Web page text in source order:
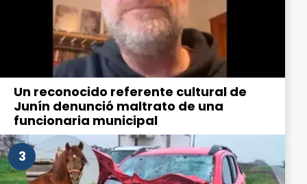
Un reconocido referente cultural de
Junín denunció maltrato de una
funcionaria municipal
3